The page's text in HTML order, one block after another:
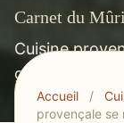
Carnet du
Cuisine
gourmandes
Accueil /
provençale se